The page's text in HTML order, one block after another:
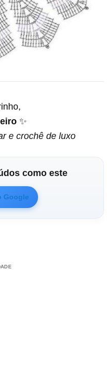
✨
e crochê de luxo
como este
Google